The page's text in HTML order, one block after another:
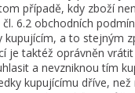
případě, kdy zboží
6.2 obchodních
a to stejným
je taktéž oprávněn
a nevzniknou tím
kupujícímu dříve,